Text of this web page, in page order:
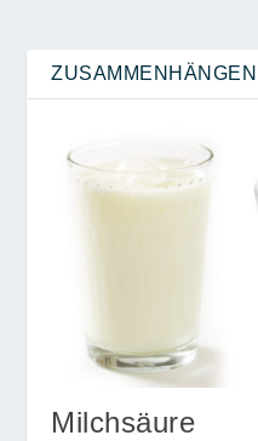
Milchsäure